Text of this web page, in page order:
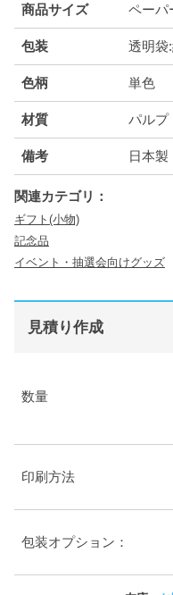
商品サイズ ペーパ
包装 透明袋
色柄 単色
材質 パルプ
備考 日本製
関連カテゴリ：
ギフト(小物)
記念品
イベント・抽選会向けグッズ
見積り作成
数量
印刷方法
包装オプション：